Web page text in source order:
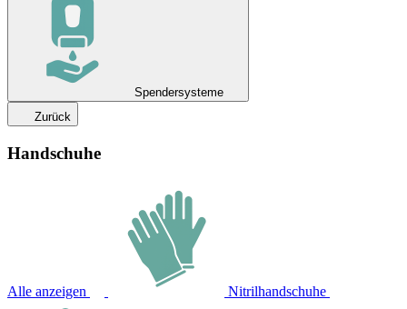
Spendersysteme
Zurück
Handschuhe
Alle anzeigen Nitrilhandschuhe